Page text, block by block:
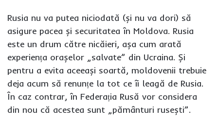
Rusia nu va putea niciodată (și nu va dori) să
asigure pacea și securitatea în Moldova. Rusia
este un drum către nicăieri, așa cum arată
experiența orașelor „salvate” din Ucraina. Și
pentru a evita aceeași soartă, moldovenii trebuie
deja acum să renunțe la tot ce îi leagă de Rusia.
În caz contrar, în Federația Rusă vor considera
din nou că acestea sunt „pământuri rusești”.